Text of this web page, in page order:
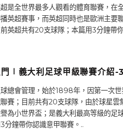
是全世界最多人觀看的體育聯賽，在
英超賽事，而英超同時也是歐洲主要
英超共有20支球隊；本篇用3分鐘帶
門∣義大利足球甲級聯賽介紹-
總會管理，始於1898年，因第一次
賽；目前共有20支球隊，由於球星
為小世界盃；是義大利最高等級的足
分鐘帶你認識意甲聯賽。..